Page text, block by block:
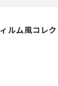
ルム風コレク